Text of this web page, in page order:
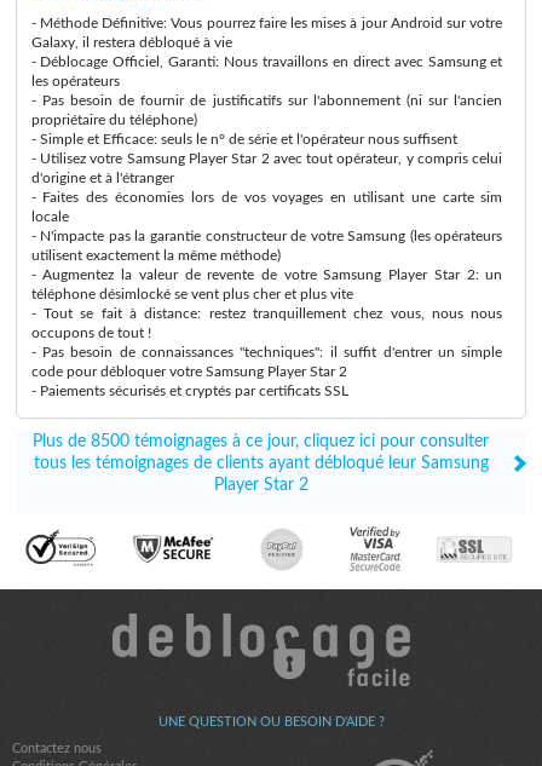
- Méthode Définitive: Vous pourrez faire les mises à jour Android sur votre
Galaxy, il restera débloqué à vie
- Déblocage Officiel, Garanti: Nous travaillons en direct avec Samsung et
les opérateurs
- Pas besoin de fournir de justificatifs sur l'abonnement (ni sur l'ancien
propriétaire du téléphone)
- Simple et Efficace: seuls le n° de série et l'opérateur nous suffisent
- Utilisez votre Samsung Player Star 2 avec tout opérateur, y compris celui
d'origine et à l'étranger
- Faites des économies lors de vos voyages en utilisant une carte sim
locale
- N'impacte pas la garantie constructeur de votre Samsung (les opérateurs
utilisent exactement la même méthode)
- Augmentez la valeur de revente de votre Samsung Player Star 2: un
téléphone désimlocké se vent plus cher et plus vite
- Tout se fait à distance: restez tranquillement chez vous, nous nous
occupons de tout !
- Pas besoin de connaissances "techniques": il suffit d'entrer un simple
code pour débloquer votre Samsung Player Star 2
- Paiements sécurisés et cryptés par certificats SSL
Plus de 8500 témoignages à ce jour, cliquez ici pour consulter
tous les témoignages de clients ayant débloqué leur Samsung
Player Star 2
UNE QUESTION OU BESOIN D'AIDE ?
Contactez nous